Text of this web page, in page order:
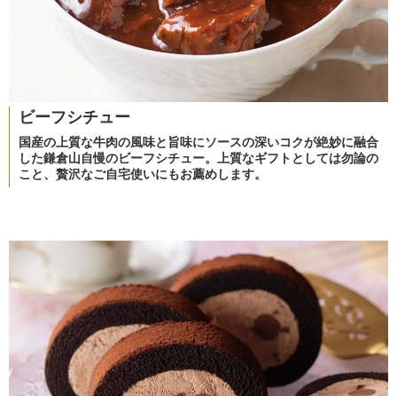
ビーフシチュー
国産の上質な牛肉の風味と旨味にソースの深いコクが絶妙に融合
した鎌倉山自慢のビーフシチュー。上質なギフトとしては勿論の
こと、贅沢なご自宅使いにもお薦めします。